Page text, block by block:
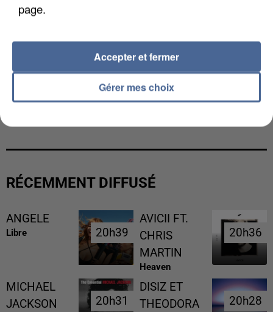
UNE TOURISTE DE L’OISE EMPORTÉE PAR UNE
RÉCEMMENT DIFFUSÉ
ANGELE
Libre 20h39
20h39
AVICII FT.
CHRIS
MARTIN
Heaven
20h36
20h36
MICHAEL
JACKSON
20h31
20h31
DISIZ ET
THEODORA
20h28
20h28
page.
Gérer mes choix
Accepter et fermer